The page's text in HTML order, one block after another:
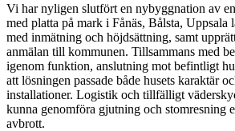
Vi har nyligen slutfört en nybyggnation av
med platta på mark i Fånäs, Bålsta, Uppsala
med inmätning och höjdsättning, samt
anmälan till kommunen. Tillsammans med
igenom funktion, anslutning mot befintligt
att lösningen passade både husets karaktär
installationer. Logistik och tillfälligt
kunna genomföra gjutning och stomresning
avbrott.